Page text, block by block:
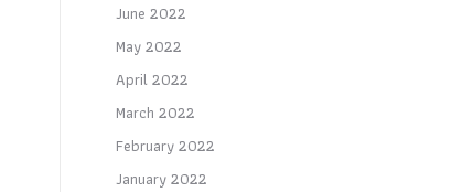
June 2022
May 2022
April 2022
March 2022
February 2022
January 2022